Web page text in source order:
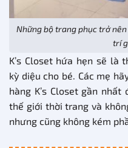
Những bộ trang phục trở
trí
K’s Closet hứa hẹn sẽ là
kỳ diệu cho bé. Các mẹ
hàng K’s Closet gần
thế giới thời trang và
nhưng cũng không kém